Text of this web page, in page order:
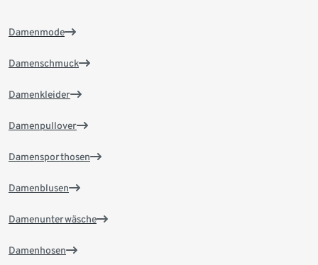
Damenmode
Damenschmuck
Damenkleider
Damenpullover
Damensporthosen
Damenblusen
Damenunterwäsche
Damenhosen